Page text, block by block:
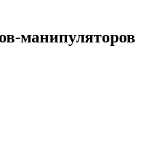
манипуляторов